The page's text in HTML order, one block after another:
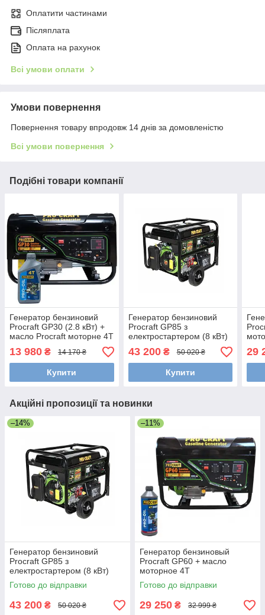
Оплатити частинами
Післяплата
Оплата на рахунок
Всі умови оплати
Умови повернення
Повернення товару впродовж 14 днів за домовленістю
Всі умови повернення
Подібні товари компанії
Генератор бензиновий
Procraft GP30 (2.8 кВт) +
масло Procraft моторне 4Т
13 980 ₴ 14 170 ₴
Купити
Генератор бензиновий
Procraft GP85 з
електростартером (8 кВт)
43 200₴ 50 020 ₴
Купити
29
Акційні пропозиції та новинки
–14%
Генератор бензиновий
Procraft GP85 з
електростартером (8 кВт)
Готово до відправки
43 200 ₴ 50 020 ₴
–11%
Генератор бензиновый
Procraft GP60 + масло
моторное 4Т
Готово до відправки
29 250 ₴ 32 999 ₴